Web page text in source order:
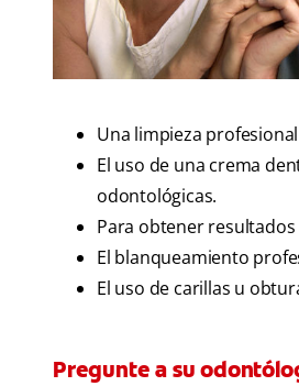
Una limpieza
El uso de una crema
odontológicas.
Para obtener
El blanqueamiento
El uso de carillas u
Pregunte a su